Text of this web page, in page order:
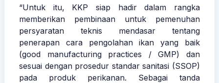
“Untuk itu, KKP siap hadir dalam rangka
memberikan pembinaan untuk pemenuhan
persyaratan teknis mendasar tentang
penerapan cara pengolahan ikan yang baik
(good manufacturing practices / GMP) dan
sesuai dengan prosedur standar sanitasi (SSOP)
pada produk perikanan. Sebagai tanda